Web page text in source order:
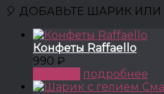
🎈 ДОБАВЬТЕ ШАРИК ИЛИ
Конфеты Raffaello
990 ₽
подробнее